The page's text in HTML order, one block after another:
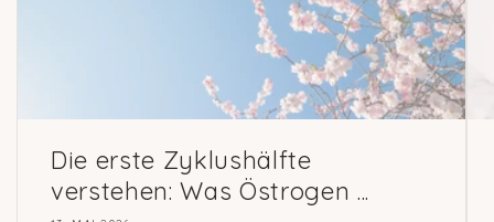
Die erste Zyklushälfte
verstehen: Was Östrogen ...